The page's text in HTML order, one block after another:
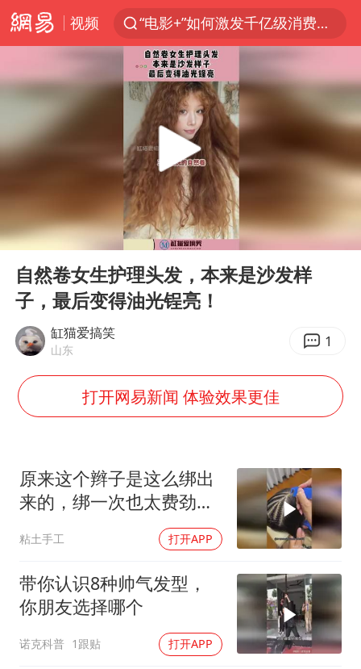
视频
“电影+”如何激发千亿级消费新活力？
台风白海豚已进入24小时警戒线
中国女篮70-67险胜尼日利亚女篮
四川宜宾市高县4.9级地震致1人死亡
出口禁令驱动有色板块大涨
秋天的第一杯奶茶到底有多火
38岁演员求职万岁山NPC成功
美股存储板块集体大跌
东航：国内客票提前14天免费退改
胜宏科技：股票交易异常波动
夯实基础开新局
Play
00:00 00:11
自然卷女生护理头发，本来是沙发样
子，最后变得油光锃亮！
缸猫爱搞笑
山东 1
打开网易新闻 体验效果更佳
原来这个辫子是这么绑出
来的，绑一次也太费劲
粘土手工 打开APP
带你认识8种帅气发型，
你朋友选择哪个
诺克科普 1跟贴 打开APP